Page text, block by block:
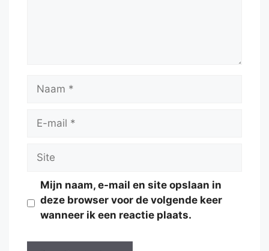
Naam
Site
Mijn naam, e-mail en site opslaan in
deze browser voor de volgende keer
wanneer ik een reactie plaats.